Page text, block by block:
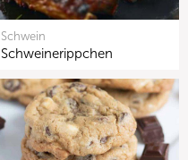
Schwein
Schweinerippchen